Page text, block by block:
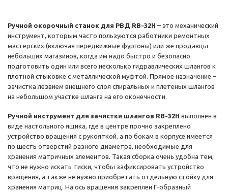
Ручной окорочный станок для РВД RB-32H – это механический
инструмент, которым часто пользуются работники ремонтных
мастерских (включая передвижные фургоны) или же продавцы
небольших магазинов, когда им надо быстро и безопасно
подготовить один или всего несколько гидравлических шлангов к
плотной стыковке с металлической муфтой. Прямое назначение –
зачистка лезвием внешнего слоя спиральных и плетеных шлангов
на небольшом участке шланга на его оконечности.
Ручной инструмент для зачистки шлангов RB-32H выполнен в
виде настольного ящика, где в центре прочно закреплено
устройство вращения с рукояткой, а по бокам в корпусе имеется
по шесть отверстий разного диаметра, необходимые для
хранения матричных элементов. Такая сборка очень удобна тем,
что не нужно искать тиски, чтобы зафиксировать устройство
вращения, а также не нужно приобретать отдельную стойку для
хранения матриц. На ось вращения закреплен Г-образный